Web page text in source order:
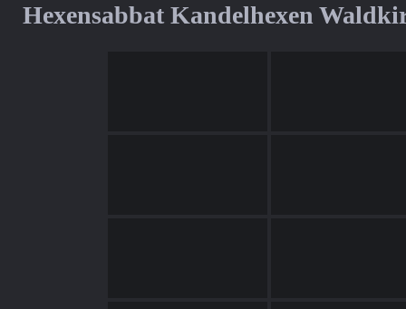
Hexensabbat Kandelhexen